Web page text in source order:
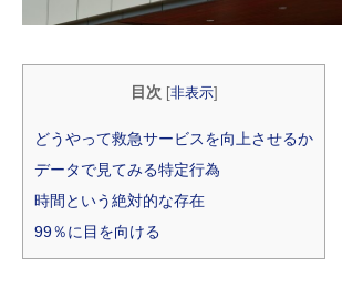
目次 [非表示]
どうやって救急サービスを向上させるか
データで見てみる特定行為
時間という絶対的な存在
99％に目を向ける